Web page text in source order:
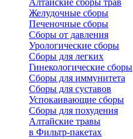
Алтайские сборы трав
Желудочные сборы
Печеночные сборы
Сборы от давления
Урологические сборы
Сборы для легких
Гинекологические сборы
Сборы для иммунитета
Сборы для суставов
Успокаивающие сборы
Сборы для похудения
Алтайские травы
в Фильтр-пакетах